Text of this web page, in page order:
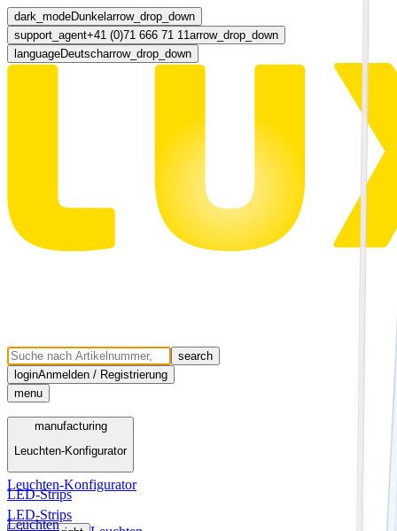
dark_modeDunkel arrow_drop_down
support_agent+41 (0)71 666 71 11arrow_drop_down
languageDeutscharrow_drop_down
search
loginAnmelden / Registrierung
menu
Menü
manufacturing
Leuchten-Konfigurator
LED-Strips
manufacturing
Leuchten-Konfigurator
LED-Strips
Leuchten